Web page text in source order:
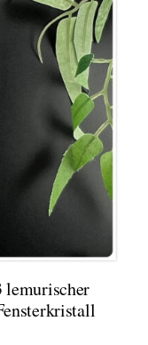
lemurischer